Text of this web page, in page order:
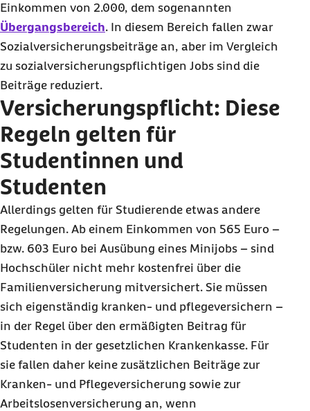
Einkommen von 2.000, dem sogenannten
Übergangsbereich. In diesem Bereich fallen zwar
Sozialversicherungsbeiträge an, aber im Vergleich
zu sozialversicherungspflichtigen Jobs sind die
Beiträge reduziert.
Versicherungspflicht: Diese
Regeln gelten für
Studentinnen und
Studenten
Allerdings gelten für Studierende etwas andere
Regelungen. Ab einem Einkommen von 565 Euro –
bzw. 603 Euro bei Ausübung eines Minijobs – sind
Hochschüler nicht mehr kostenfrei über die
Familienversicherung mitversichert. Sie müssen
sich eigenständig kranken- und pflegeversichern –
in der Regel über den ermäßigten Beitrag für
Studenten in der gesetzlichen Krankenkasse. Für
sie fallen daher keine zusätzlichen Beiträge zur
Kranken- und Pflegeversicherung sowie zur
Arbeitslosenversicherung an, wenn